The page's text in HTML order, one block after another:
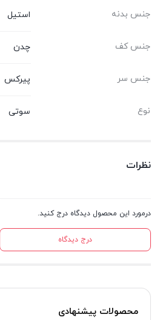
جنس بدنه استیل
جنس کف چدن
جنس سر پیرکس
نوع سوتی
نظرات
درمورد این محصول دیدگاه درج کنید.
درج دیدگاه
محصولات پیشنهادی